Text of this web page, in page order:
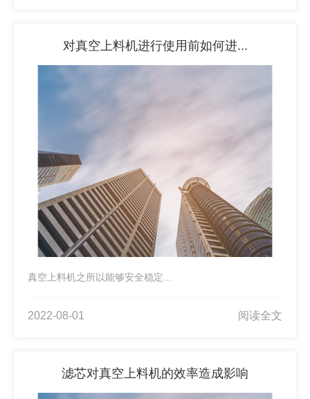
对真空上料机进行使用前如何进...
真空上料机之所以能够安全稳定...
2022-08-01 阅读全文
滤芯对真空上料机的效率造成影响